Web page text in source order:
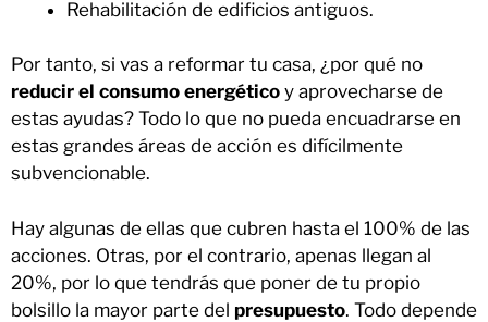
Rehabilitación de edificios antiguos.
Por tanto, si vas a reformar tu casa, ¿por qué no
reducir el consumo energético y aprovecharse de
estas ayudas? Todo lo que no pueda encuadrarse en
estas grandes áreas de acción es difícilmente
subvencionable.
Hay algunas de ellas que cubren hasta el 100% de las
acciones. Otras, por el contrario, apenas llegan al
20%, por lo que tendrás que poner de tu propio
bolsillo la mayor parte del presupuesto. Todo depende